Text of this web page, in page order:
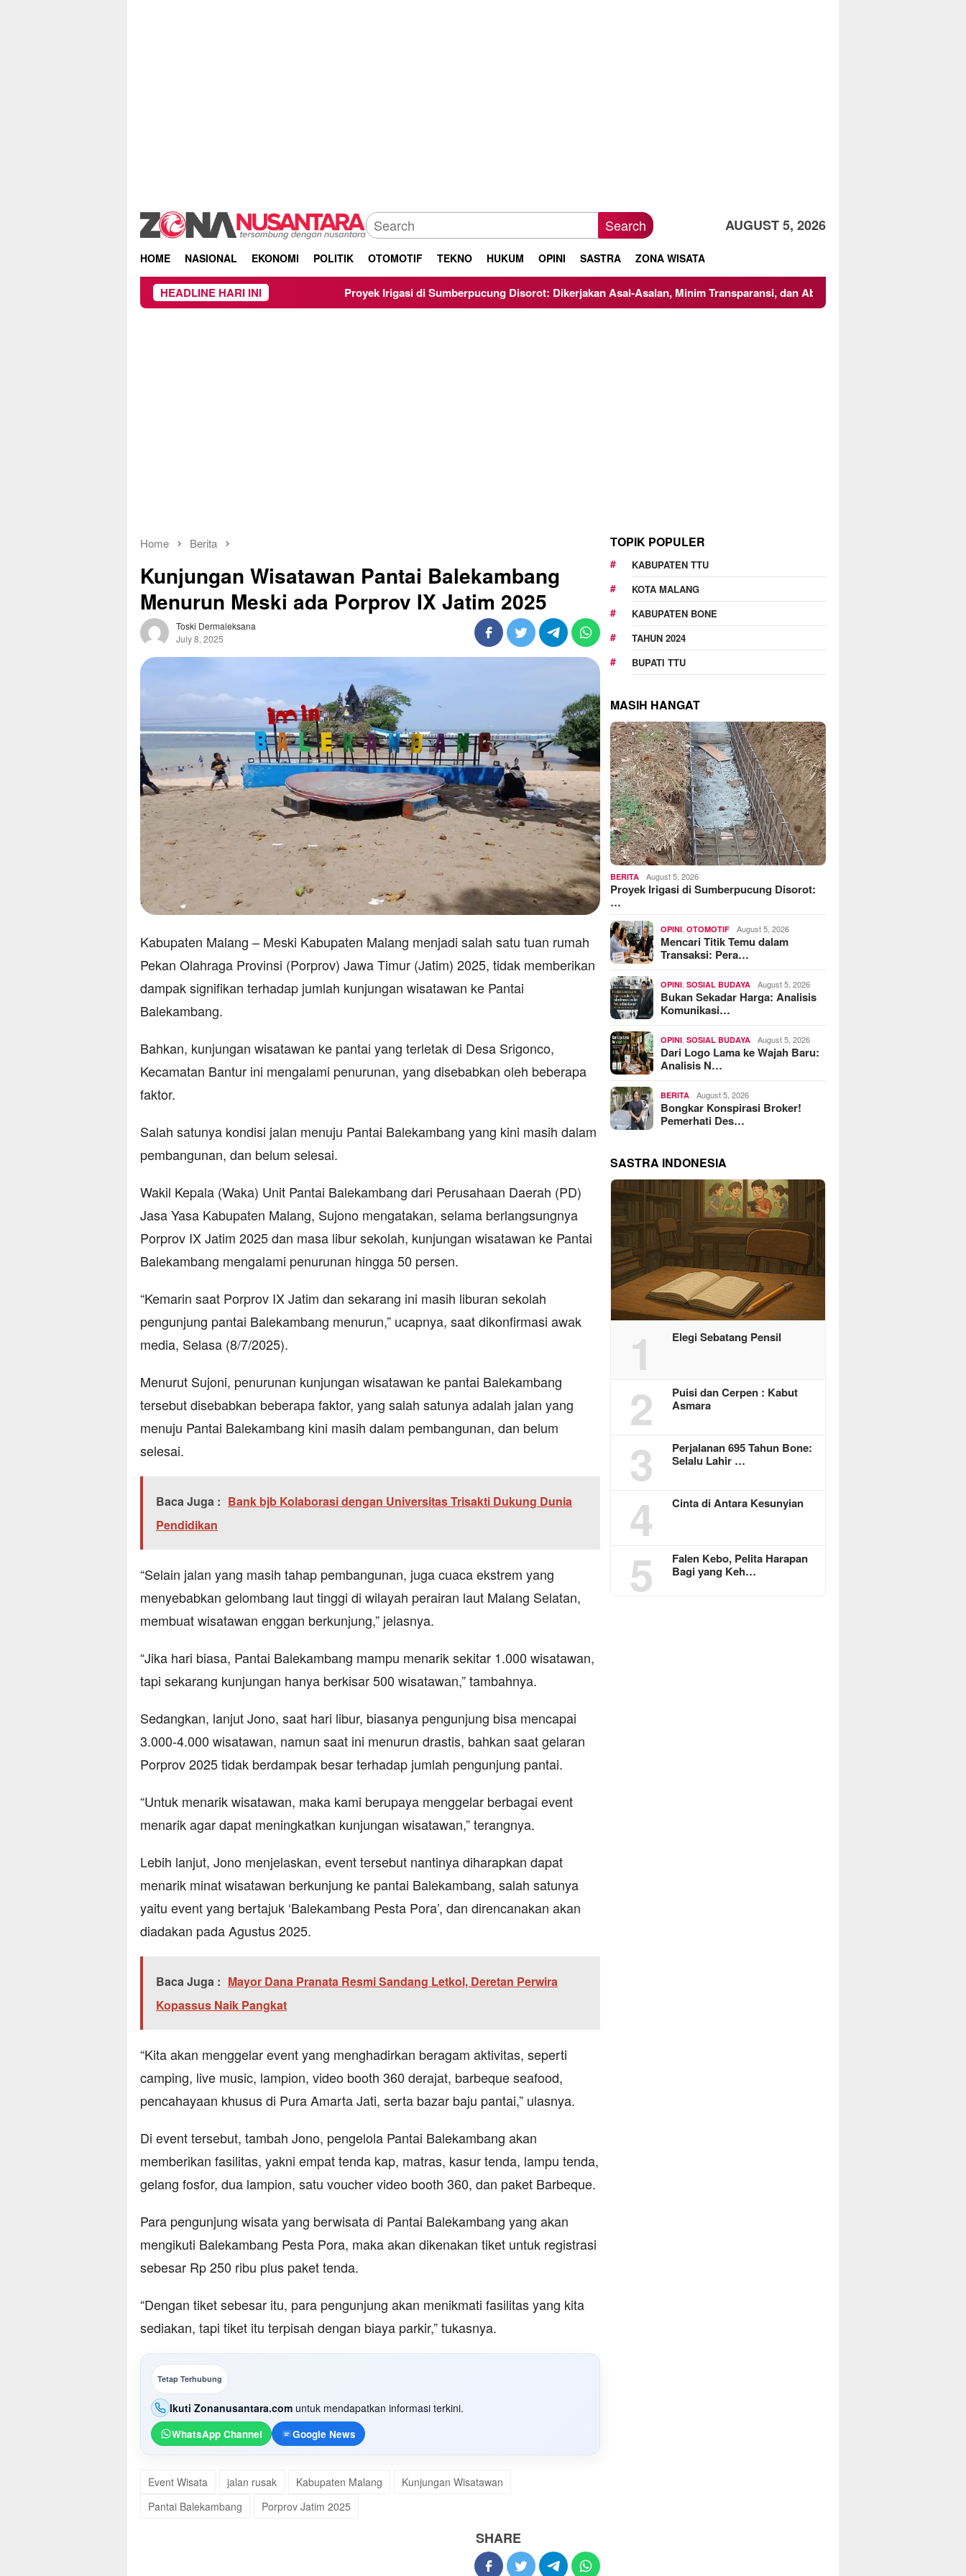
Search AUGUST 5, 2026
HOME NASIONAL EKONOMI POLITIK OTOMOTIF TEKNO HUKUM OPINI SASTRA ZONA WISATA
HEADLINE HARI INIProyek Irigasi di Sumberpucung Disorot: Dikerjakan Asal-Asalan, Minim Transparansi, dan Abaikan K3 Mencari Titik Temu dalam
Home Berita
Kunjungan Wisatawan Pantai Balekambang
Menurun Meski ada Porprov IX Jatim 2025
Toski Dermaleksana
July 8, 2025
Kabupaten Malang – Meski Kabupaten Malang menjadi salah satu tuan rumah
Pekan Olahraga Provinsi (Porprov) Jawa Timur (Jatim) 2025, tidak memberikan
dampak signifikan terhadap jumlah kunjungan wisatawan ke Pantai
Balekambang.
Bahkan, kunjungan wisatawan ke pantai yang terletak di Desa Srigonco,
Kecamatan Bantur ini mengalami penurunan, yang disebabkan oleh beberapa
faktor.
Salah satunya kondisi jalan menuju Pantai Balekambang yang kini masih dalam
pembangunan, dan belum selesai.
Wakil Kepala (Waka) Unit Pantai Balekambang dari Perusahaan Daerah (PD)
Jasa Yasa Kabupaten Malang, Sujono mengatakan, selama berlangsungnya
Porprov IX Jatim 2025 dan masa libur sekolah, kunjungan wisatawan ke Pantai
Balekambang mengalami penurunan hingga 50 persen.
“Kemarin saat Porprov IX Jatim dan sekarang ini masih liburan sekolah
pengunjung pantai Balekambang menurun,” ucapnya, saat dikonfirmasi awak
media, Selasa (8/7/2025).
Menurut Sujoni, penurunan kunjungan wisatawan ke pantai Balekambang
tersebut disebabkan beberapa faktor, yang salah satunya adalah jalan yang
menuju Pantai Balekambang kini masih dalam pembangunan, dan belum
selesai.
Baca Juga : Bank bjb Kolaborasi dengan Universitas Trisakti Dukung Dunia
Pendidikan
“Selain jalan yang masih tahap pembangunan, juga cuaca ekstrem yang
menyebabkan gelombang laut tinggi di wilayah perairan laut Malang Selatan,
membuat wisatawan enggan berkunjung,” jelasnya.
“Jika hari biasa, Pantai Balekambang mampu menarik sekitar 1.000 wisatawan,
tapi sekarang kunjungan hanya berkisar 500 wisatawan,” tambahnya.
Sedangkan, lanjut Jono, saat hari libur, biasanya pengunjung bisa mencapai
3.000-4.000 wisatawan, namun saat ini menurun drastis, bahkan saat gelaran
Porprov 2025 tidak berdampak besar terhadap jumlah pengunjung pantai.
“Untuk menarik wisatawan, maka kami berupaya menggelar berbagai event
menarik agar dapat meningkatkan kunjungan wisatawan,” terangnya.
Lebih lanjut, Jono menjelaskan, event tersebut nantinya diharapkan dapat
menarik minat wisatawan berkunjung ke pantai Balekambang, salah satunya
yaitu event yang bertajuk ‘Balekambang Pesta Pora’, dan direncanakan akan
diadakan pada Agustus 2025.
Baca Juga : Mayor Dana Pranata Resmi Sandang Letkol, Deretan Perwira
Kopassus Naik Pangkat
“Kita akan menggelar event yang menghadirkan beragam aktivitas, seperti
camping, live music, lampion, video booth 360 derajat, barbeque seafood,
pencahayaan khusus di Pura Amarta Jati, serta bazar baju pantai,” ulasnya.
Di event tersebut, tambah Jono, pengelola Pantai Balekambang akan
memberikan fasilitas, yakni empat tenda kap, matras, kasur tenda, lampu tenda,
gelang fosfor, dua lampion, satu voucher video booth 360, dan paket Barbeque.
Para pengunjung wisata yang berwisata di Pantai Balekambang yang akan
mengikuti Balekambang Pesta Pora, maka akan dikenakan tiket untuk registrasi
sebesar Rp 250 ribu plus paket tenda.
“Dengan tiket sebesar itu, para pengunjung akan menikmati fasilitas yang kita
sediakan, tapi tiket itu terpisah dengan biaya parkir,” tukasnya.
Tetap Terhubung
Ikuti Zonanusantara.com untuk mendapatkan informasi terkini.
WhatsApp Channel Google News
Event Wisata jalan rusak Kabupaten Malang
Kunjungan Wisatawan
Pantai Balekambang
Porprov Jatim 2025
SHARE
TOPIK POPULER
KABUPATEN TTU
KOTA MALANG
KABUPATEN BONE
TAHUN 2024
BUPATI TTU
MASIH HANGAT
BERITA August 5, 2026
Proyek Irigasi di Sumberpucung Disorot:
…
OPINI ,OTOMOTIF August 5, 2026
Mencari Titik Temu dalam
Transaksi: Pera…
OPINI ,SOSIAL BUDAYA August 5, 2026
Bukan Sekadar Harga: Analisis
Komunikasi…
OPINI ,SOSIAL BUDAYA August 5, 2026
Dari Logo Lama ke Wajah Baru:
Analisis N…
BERITA August 5, 2026
Bongkar Konspirasi Broker!
Pemerhati Des…
SASTRA INDONESIA
1 Elegi Sebatang Pensil
2
Puisi dan Cerpen : Kabut
Asmara
3
Perjalanan 695 Tahun Bone:
Selalu Lahir …
4 Cinta di Antara Kesunyian
5
Falen Kebo, Pelita Harapan
Bagi yang Keh…